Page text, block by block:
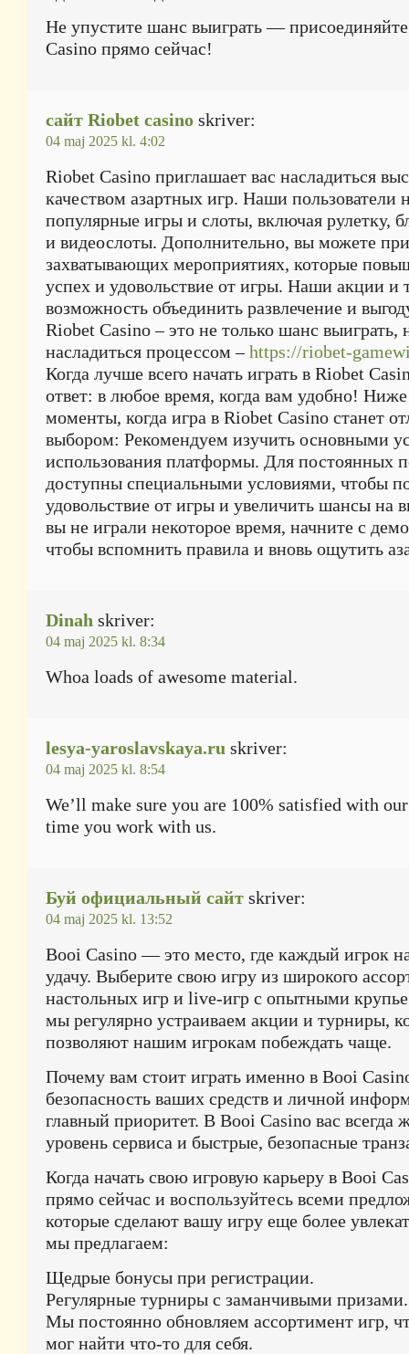
Не упустите шанс выиграть —
Casino прямо сейчас!
сайт Riobet casino skriver:
04 maj 2025 kl. 4:02
Riobet Casino приглашает вас насладиться
качеством азартных игр. Наши пользователи
популярные игры и слоты, включая рулетку,
и видеослоты. Дополнительно, вы можете
захватывающих мероприятиях, которые
успех и удовольствие от игры. Наши акции и
возможность объединить развлечение и
Riobet Casino – это не только шанс выиграть,
насладиться процессом –https://riobet-
Когда лучше всего начать играть в Riobet
ответ: в любое время, когда вам удобно!
моменты, когда игра в Riobet Casino станет
выбором: Рекомендуем изучить основными
использования платформы. Для постоянных
доступны специальными условиями, чтобы
удовольствие от игры и увеличить шансы на
вы не играли некоторое время, начните с
чтобы вспомнить правила и вновь ощутить
Dinah skriver:
04 maj 2025 kl. 8:34
Whoa loads of awesome material.
lesya-yaroslavskaya.ru skriver:
04 maj 2025 kl. 8:54
We’ll make sure you are 100% satisfied with
time you work with us.
Буй официальный сайт skriver:
04 maj 2025 kl. 13:52
Booi Casino — это место, где каждый игрок
удачу. Выберите свою игру из широкого
настольных игр и live-игр с опытными
мы регулярно устраиваем акции и турниры,
позволяют нашим игрокам побеждать чаще.
Почему вам стоит играть именно в Booi
безопасность ваших средств и личной
главный приоритет. В Booi Casino вас всегда
уровень сервиса и быстрые, безопасные
Когда начать свою игровую карьеру в Booi
прямо сейчас и воспользуйтесь всеми
которые сделают вашу игру еще более
мы предлагаем:
Щедрые бонусы при регистрации.
Регулярные турниры с заманчивыми призами.
Мы постоянно обновляем ассортимент игр,
мог найти что-то для себя.